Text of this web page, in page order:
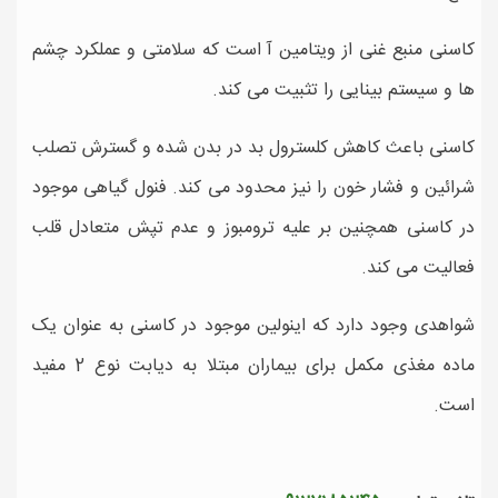
کاسنی منبع غنی از ویتامین آ است که سلامتی و عملکرد چشم
ها و سیستم بینایی را تثبیت می کند.
کاسنی باعث کاهش کلسترول بد در بدن شده و گسترش تصلب
شرائین و فشار خون را نیز محدود می کند. فنول گیاهی موجود
در کاسنی همچنین بر علیه ترومبوز و عدم تپش متعادل قلب
فعالیت می کند.
شواهدی وجود دارد که اینولین موجود در کاسنی به عنوان یک
ماده مغذی مکمل برای بیماران مبتلا به دیابت نوع 2 مفید
است.